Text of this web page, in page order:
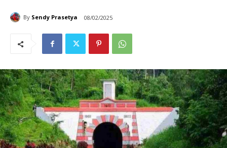
By Sendy Prasetya 08/02/2025